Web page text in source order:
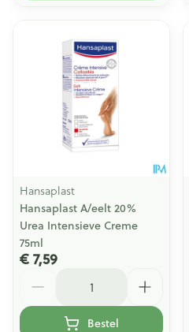
Hansaplast
Hansaplast A/eelt 20%
Urea Intensieve Creme
75ml
€ 7,59
Bestel